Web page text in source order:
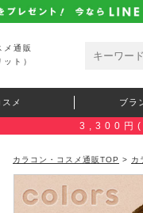
メ通販
ト）
スメ ブラ
3,300円(
カラコン・コスメ通販TOP > カ